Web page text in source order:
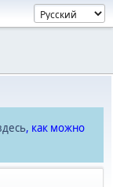
, как можно